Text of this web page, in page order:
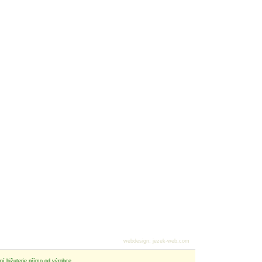
bižuterie přímo od výrobce
webdesign: jezek-web.com